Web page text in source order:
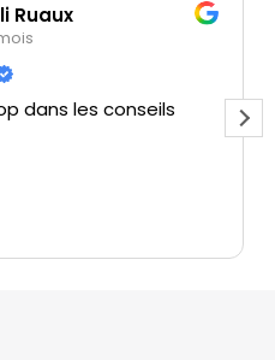
Ruaux
dans les conseils